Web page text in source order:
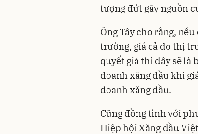
tượng đứt gãy nguồn
Ông Tây cho rằng,
trường, giá cả do thị
quyết giá thì đây sẽ
doanh xăng dầu khi
doanh xăng dầu.
Cũng đồng tình với
Hiệp hội Xăng dầu